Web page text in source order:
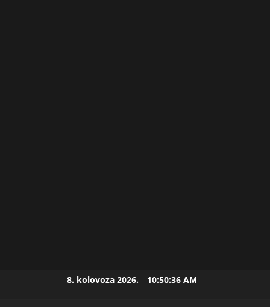
8. kolovoza 2026. 10:50:36 AM